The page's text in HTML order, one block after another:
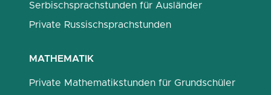
Serbischsprachstunden für Ausländer
Private Russischsprachstunden
MATHEMATIK
Private Mathematikstunden für Grundschüler